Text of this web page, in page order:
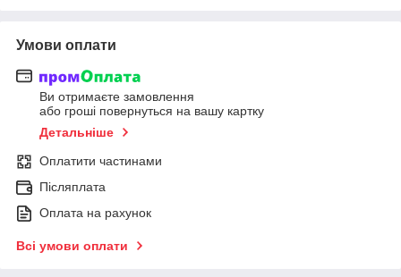
Умови оплати
Ви отримаєте замовлення
або гроші повернуться на вашу картку
Детальніше
Оплатити частинами
Післяплата
Оплата на рахунок
Всі умови оплати